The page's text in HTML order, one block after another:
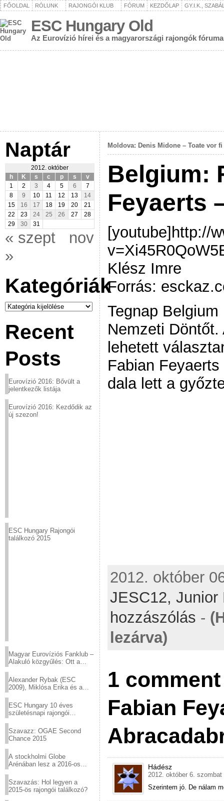
FŐOLDAL RÓLUNK RAJONGÓI KLUB FÓRUM KEZDŐLAP GY.I.K.,
ESC Hungary Old
Az Eurovízió hírei és a magyarországi rajongók fóruma
Naptár
2012. október
h
K s c p s
v
1
2 3 4 5 6
7
8
9 10 11 12 13
14
15
16 17 18 19 20
21
22
23 24 25 26 27
28
29
30 31
« szept
nov
»
Kategóriák
Kategóriák
Recent
Posts
Eurovízió 2016: Bővült a
jelentkezők listája
Eurovízió 2016: Kezdődik az
új szezon!
ESC Hungary Rajongói
találkozó 2015
Magyar Eurovíziós Fanklub –
Alakuló közgyűlés: Ott a
Alexander Rybak (ESC
2009), Miklósa Erika és a
sztárjai a Margitszigeten
ESC Hungary 10 éves
születésnapi rajongói
Szavazz: OGAE Second
Chance 2015
A stockholmi Globe
Arénában lesz a 2016-os
Szavazás: Hol legyen a
2015-ös rajongói találkozó?
Moldova: Denis Midone – Toate vor fi
Belgium:
Feyaerts
[youtube]http://
Klész Imre
Forrás:
Tegnap
Nemzeti
lehetett
Fabian Feyaerts
dala lett a
2012. október
JESC12, Junior
hozzászólás -
lezárva)
1
Fabian
Hádész
2012. október 6. szombat
Szerintem jó. De nálam